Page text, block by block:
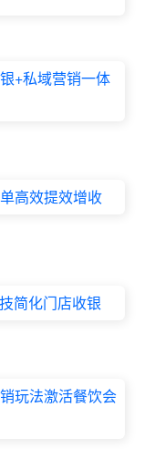
+私域营销一体
高效提效增收
简化门店收银
玩法激活餐饮会